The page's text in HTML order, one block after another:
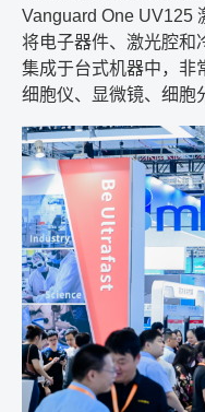
Vanguard One UV125
将电子器件、激光腔和
集成于台式机器中，非
细胞仪、显微镜、细胞